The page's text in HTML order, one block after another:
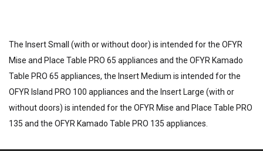
The Insert Small (with or without door) is intended for the OFYR
Mise and Place Table PRO 65 appliances and the OFYR Kamado
Table PRO 65 appliances, the Insert Medium is intended for the
OFYR Island PRO 100 appliances and the Insert Large (with or
without doors) is intended for the OFYR Mise and Place Table PRO
135 and the OFYR Kamado Table PRO 135 appliances.